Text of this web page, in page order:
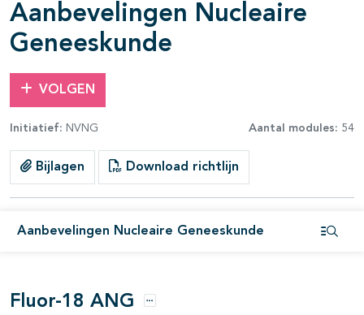
Aanbevelingen Nucleaire
Geneeskunde
VOLGEN
Initiatief: NVNG Aantal modules: 54
Bijlagen Download richtlijn
Aanbevelingen Nucleaire Geneeskunde
open- en dichtklappen
open- en dichtklappen
Fluor-18 ANG Opties